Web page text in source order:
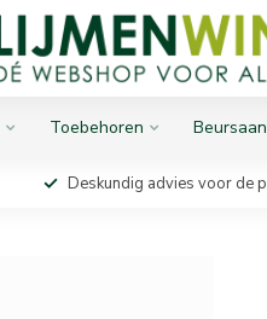
Toebehoren
Deskundig advies voor de